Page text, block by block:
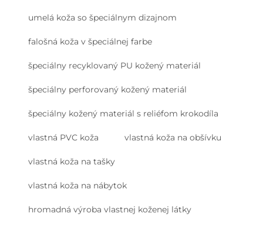
umelá koža so špeciálnym dizajnom
falošná koža v špeciálnej farbe
špeciálny recyklovaný PU kožený materiál
špeciálny perforovaný kožený materiál
špeciálny kožený materiál s reliéfom krokodíla
vlastná PVC koža vlastná koža na obšívku
vlastná koža na tašky
vlastná koža na nábytok
hromadná výroba vlastnej koženej látky